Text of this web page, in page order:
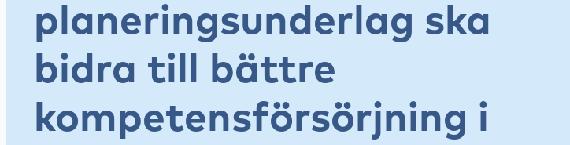
planeringsunderlag ska
bidra till bättre
kompetensförsörjning i